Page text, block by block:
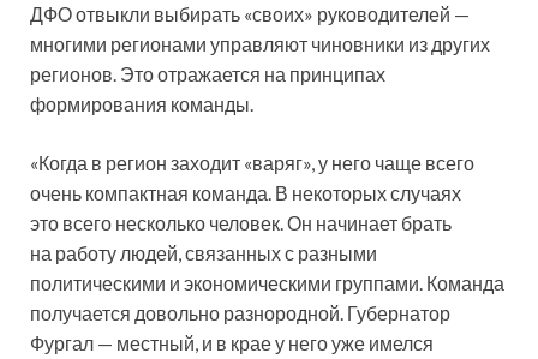
ДФО отвыкли выбирать «своих» руководителей —
многими регионами управляют чиновники из других
регионов. Это отражается на принципах
формирования команды.
«Когда в регион заходит «варяг», у него чаще всего
очень компактная команда. В некоторых случаях
это всего несколько человек. Он начинает брать
на работу людей, связанных с разными
политическими и экономическими группами. Команда
получается довольно разнородной. Губернатор
Фургал — местный, и в крае у него уже имелся